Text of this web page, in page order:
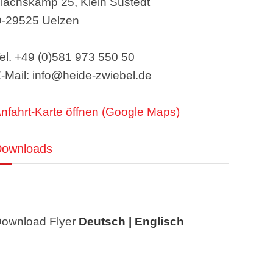
29525 Uelzen
+49 (0)581 973 550 50
Mail: info@heide-zwiebel.de
Karte öffnen (Google Maps)
Flyer Deutsch | Englisch